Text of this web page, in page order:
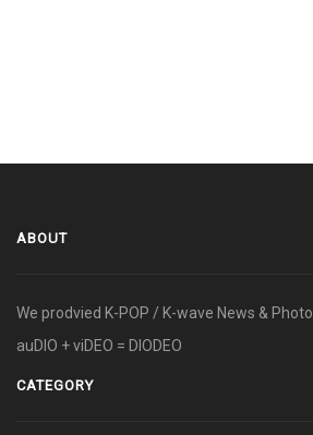
ABOUT
We prodvied K-POP / K-wave News & Photo.
auDIO + viDEO = DIODEO
CATEGORY